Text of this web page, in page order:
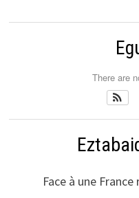
There are
Face à une